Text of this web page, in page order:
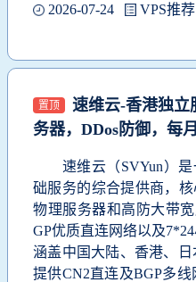
2026-07-24 VPS推
置顶
速维云-香港独立
务器，DDos防御，每
速维云（SVYun）是
础服务的综合提供商，核
物理服务器和高防大带
GP优质直连网络以及
涵盖中国大陆、香港、日
提供CN2直连及BGP多线